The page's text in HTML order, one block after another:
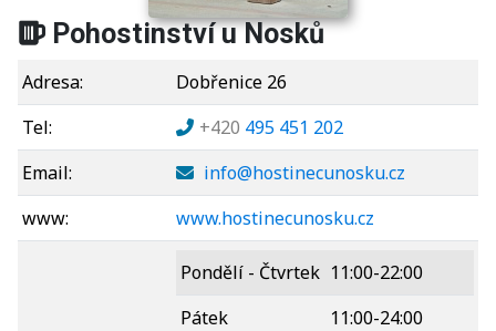
Pohostinství u Nosků
Adresa:
Dobřenice 26
Tel:
+420 495 451 202
Email:
info@hostinecunosku.cz
www:
www.hostinecunosku.cz
Pondělí - Čtvrtek 11:00-22:00
Pátek
11:00-24:00